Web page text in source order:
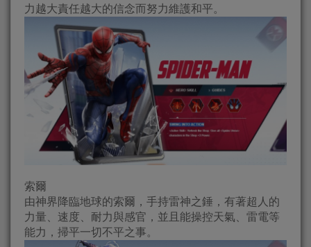
力越大責任越大的信念而努力維護和平。
索爾
由神界降臨地球的索爾，手持雷神之錘，有著超人的
力量、速度、耐力與感官，並且能操控天氣、雷電等
能力，掃平一切不平之事。